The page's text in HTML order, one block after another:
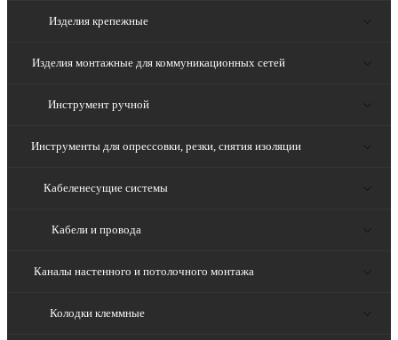
Изделия крепежные
Изделия монтажные для коммуникационных сетей
Инструмент ручной
Инструменты для опрессовки, резки, снятия изоляции
Кабеленесущие системы
Кабели и провода
Каналы настенного и потолочного монтажа
Колодки клеммные